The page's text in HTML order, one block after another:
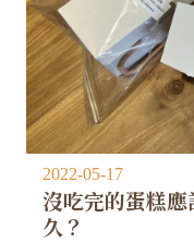
2022-05-17
沒吃完的蛋糕
久？